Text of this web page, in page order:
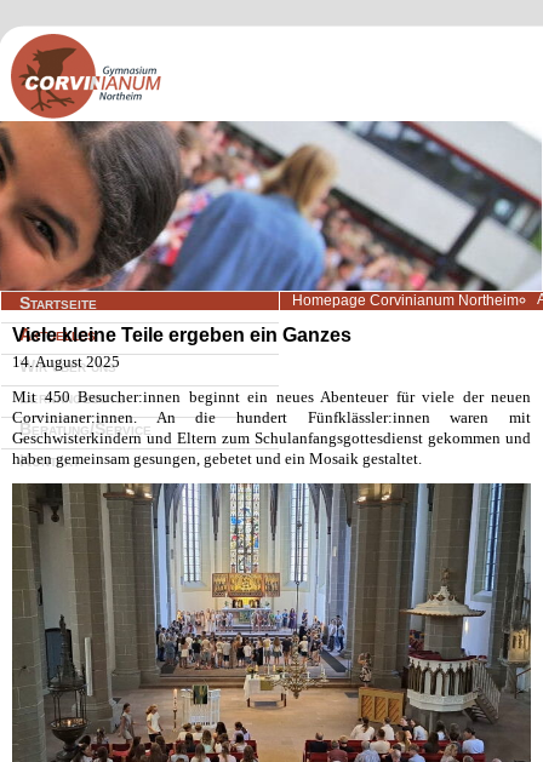
Navigation
überspringen
Startseite
Aktuelles
Wir über uns
Lernangebote
Beratung/Service
Kontakt
Homepage Corvinianum Northeim
Viele kleine Teile ergeben ein Ganzes
14. August 2025
Mit 450 Besucher:innen beginnt ein neues Abenteuer für viele der neuen
Corvinianer:innen. An die hundert Fünfklässler:innen waren mit
Geschwisterkindern und Eltern zum Schulanfangsgottesdienst gekommen und
haben gemeinsam gesungen, gebetet und ein Mosaik gestaltet.